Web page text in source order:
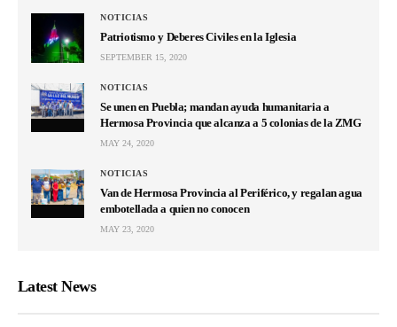
NOTICIAS
Patriotismo y Deberes Civiles en la Iglesia
SEPTEMBER 15, 2020
NOTICIAS
Se unen en Puebla; mandan ayuda humanitaria a
Hermosa Provincia que alcanza a 5 colonias de la ZMG
MAY 24, 2020
NOTICIAS
Van de Hermosa Provincia al Periférico, y regalan agua
embotellada a quien no conocen
MAY 23, 2020
Latest News